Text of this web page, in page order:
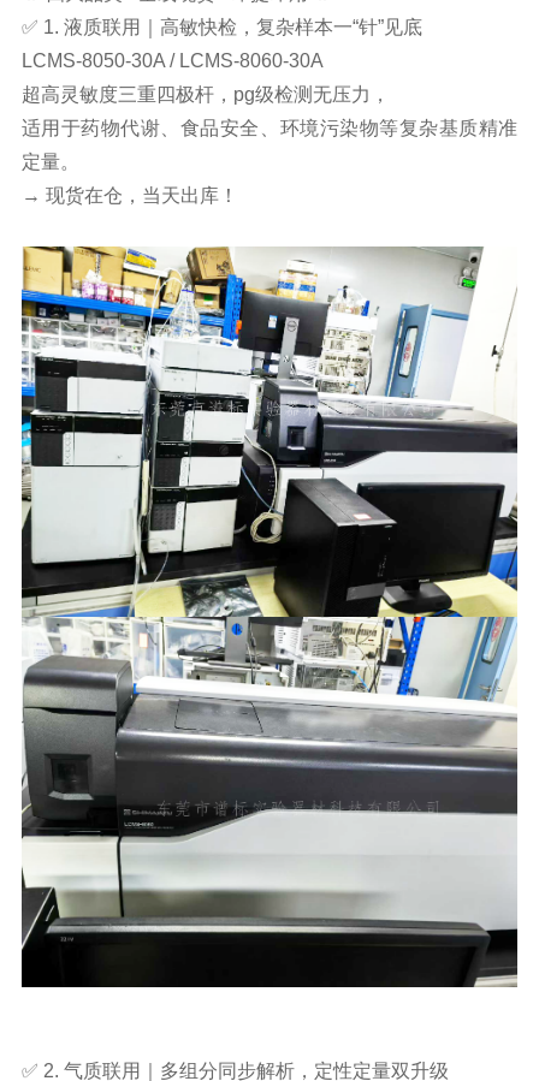
✅ 1. 液质联用
｜高敏快检，复杂样本一“针”见底
LCMS-8050-30A / LCMS-8060-30A
超高灵敏度三重四极杆，pg级检测无压力，
适用于药物代谢、食品安全、环境污染物等复杂基质精准
定量。
→ 现货在仓，当天出库！
✅ 2. 气质联用｜多组分同步解析，定性定量双升级